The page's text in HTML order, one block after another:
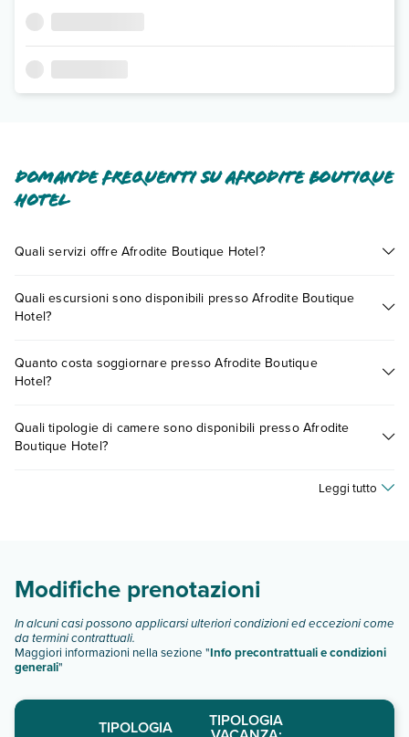
Domande frequenti su Afrodite Boutique
Hotel
Quali servizi offre Afrodite Boutique Hotel?
pagamento tra cui: wi-fi.
Scopri tutti i dettagli nel paragrafo dedicato "
Quali escursioni sono disponibili presso Afrodite Boutique
Hotel?
presso Afrodite Boutique Hotel. Scoprile tutte nella
dedicata
Quanto costa soggiornare presso Afrodite Boutique
Hotel?
vari fattori (per es. date, condizioni dell'hotel, ecc). Per
consultare i prezzi, compila il motore di ricerca e scegli
Quali tipologie di camere sono disponibili presso Afrodite
Boutique Hotel?
Scopri tutti i dettagli nel paragrafo dedicato "
Leggi tutto
Modifiche prenotazioni
In alcuni casi possono applicarsi ulteriori condizioni ed eccezioni come
da termini contrattuali.
Maggiori informazioni nella sezione "Info precontrattuali e condizioni
generali"
TIPOLOGIA TIPOLOGIA